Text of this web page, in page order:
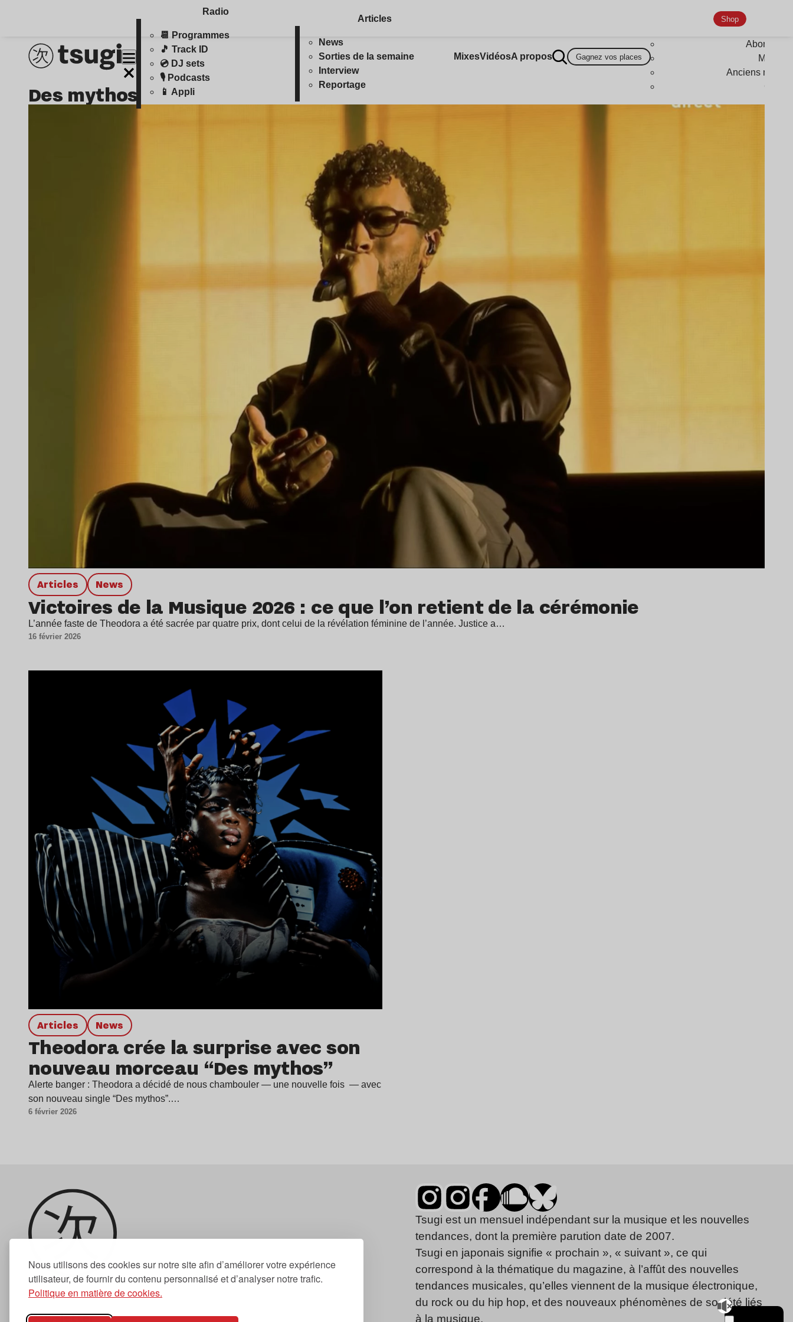
Nous utilisons des cookies sur notre site afin d’améliorer votre expérience
utilisateur, de fournir du contenu personnalisé et d’analyser notre trafic.
Politique en matière de cookies.
Radio
📆 Programmes
🎵 Track ID
💿 DJ sets
🎙️ Podcasts
📱 Appli
Articles
News
Sorties de la semaine
Interview
Reportage
MixesVidéosA propos Gagnez vos places
Shop
Anciens
des mythos
Articles news
Victoires de la Musique 2026 : ce que l’on retient de la cérémonie
L’année faste de Theodora a été sacrée par quatre prix, dont celui de la révélation féminine de l’année. Justice a…
16 février 2026
Articles news
Theodora crée la surprise avec son
nouveau morceau “Des mythos”
Alerte banger : Theodora a décidé de nous chambouler — une nouvelle fois — avec
son nouveau single “Des mythos”.…
6 février 2026
Newsletter
Tsugi est un mensuel indépendant sur la musique et les nouvelles
tendances, dont la première parution date de 2007.
Tsugi en japonais signifie « prochain », « suivant », ce qui
correspond à la thématique du magazine, à l’affût des nouvelles
tendances musicales, qu’elles viennent de la musique électronique,
du rock ou du hip hop, et des nouveaux phénomènes de société liés
à la musique.